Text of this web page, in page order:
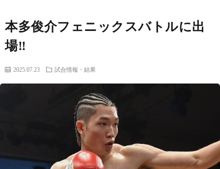
て
報
情
手
ト
本多俊介フェニックスバトルに出
場‼
2025.07.23 試合情報・結果